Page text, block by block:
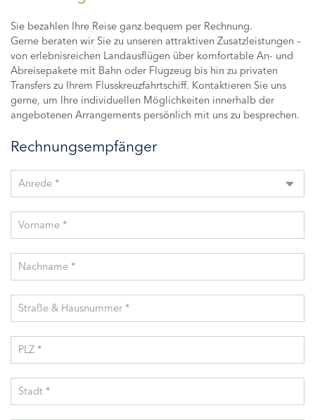
Sie bezahlen Ihre Reise ganz bequem per Rechnung.
Gerne beraten wir Sie zu unseren attraktiven Zusatzleistungen –
von erlebnisreichen Landausflügen über komfortable An- und
Abreisepakete mit Bahn oder Flugzeug bis hin zu privaten
Transfers zu Ihrem Flusskreuzfahrtschiff. Kontaktieren Sie uns
gerne, um Ihre individuellen Möglichkeiten innerhalb der
angebotenen Arrangements persönlich mit uns zu besprechen.
Rechnungsempfänger
Anrede *
Vorname *
Nachname *
Straße & Hausnummer *
PLZ *
Stadt *